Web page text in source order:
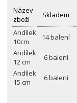
Název
zboží
Skladem
Andílek
10cm
14 balení
Andílek
12 cm
6 balení
Andílek
15 cm
6 balení